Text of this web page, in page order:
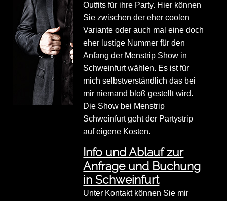
Outfits für ihre Party. Hier können
Sie zwischen der eher coolen
Variante oder auch mal eine doch
eher lustige Nummer für den
Anfang der Menstrip Show in
Schweinfurt wählen. Es ist für
mich selbstverständlich das bei
mir niemand bloß gestellt wird.
Die Show bei Menstrip
Schweinfurt geht der Partystrip
auf eigene Kosten.
Info und Ablauf zur
Anfrage und Buchung
in Schweinfurt
Unter Kontakt können Sie mir